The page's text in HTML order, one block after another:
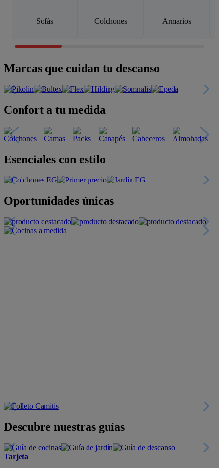
Sofás Colchones Armarios
Marcas que cuidan tu descanso
Confort a tu medida
Esenciales con estilo
Oportunidades únicas
Descubre nuestras guías
Tarjeta